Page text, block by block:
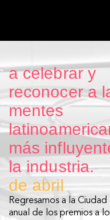
a celebrar y
reconocer a
mentes
más
la industria.
de abril
Regresamos a la
anual de los premios a